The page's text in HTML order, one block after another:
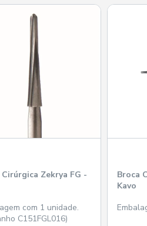
Cirúrgica Zekrya FG -
com 1 unidade.
C151FGL016)
Broca
Kavo